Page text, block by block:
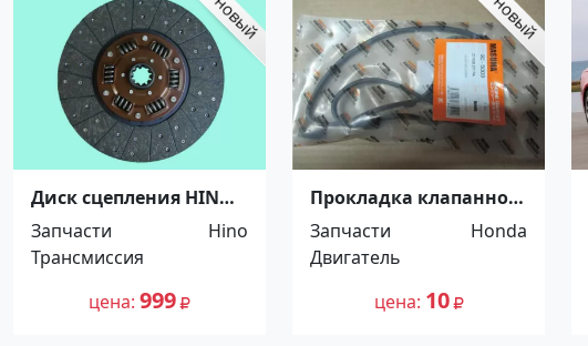
Диск сцепления HINO
500, Hino Ranger,
380*220*10*44.5 .
5264720 Краснодар
Запчасти
Hino
Трансмиссия
цена 999
Прокладка клапанной
крышки Honda Stream
Краснодар
Запчасти
Honda
Двигатель
цена 10